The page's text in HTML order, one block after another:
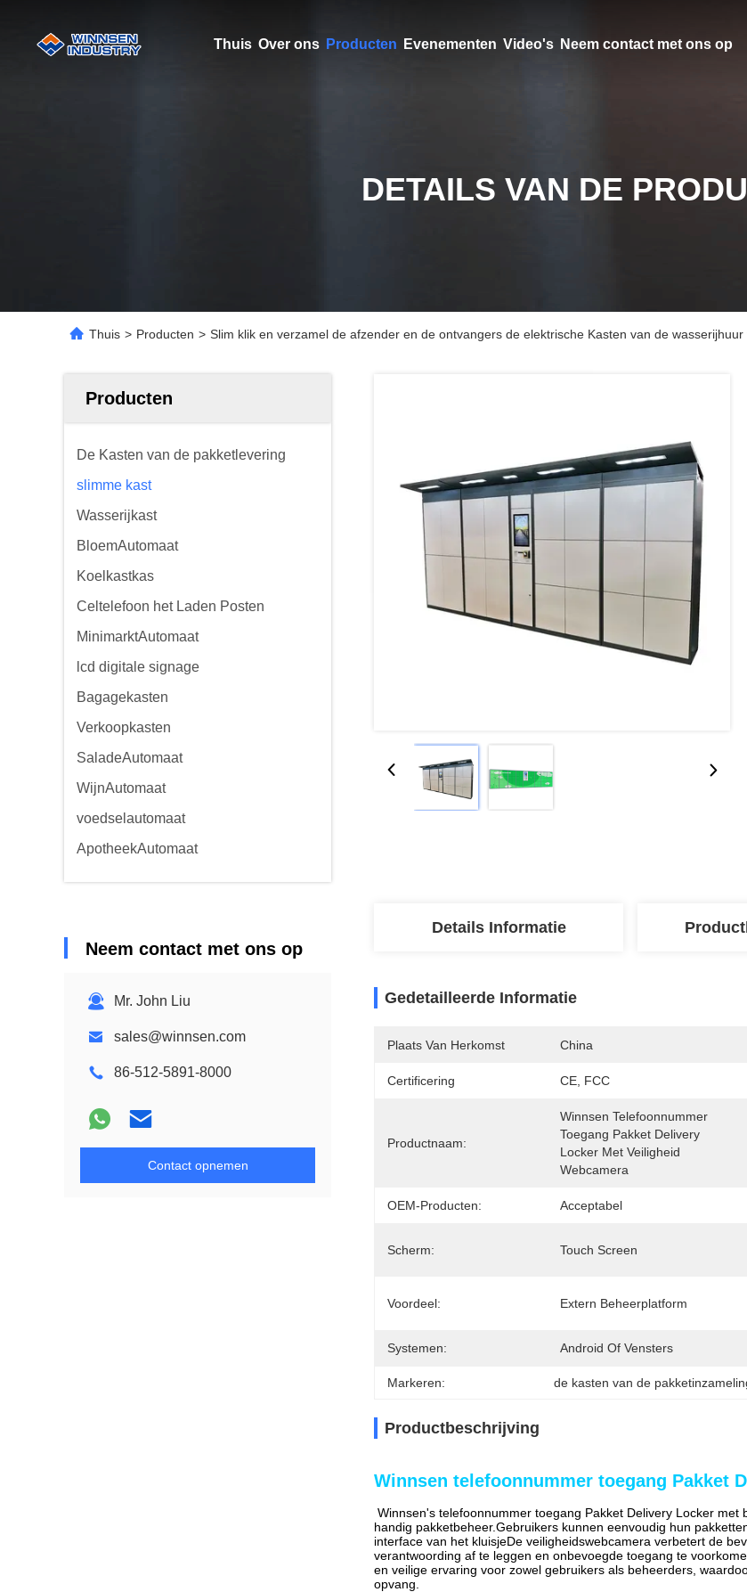
Thuis Over ons Producten Evenementen Video's Neem contact met ons op
DETAILS VAN DE
Thuis > Producten > Slim klik en verzamel de afzender en de ontvangers de elektrische Kasten van de
Producten
De Kasten van de pakketlevering
slimme kast
Wasserijkast
BloemAutomaat
Koelkastkas
Celtelefoon het Laden Posten
MinimarktAutomaat
lcd digitale signage
Bagagekasten
Verkoopkasten
SaladeAutomaat
WijnAutomaat
voedselautomaat
ApotheekAutomaat
Neem contact met ons op
Mr. John Liu
sales@winnsen.com
86-512-5891-8000
Contact opnemen
Details Informatie
Gedetailleerde Informatie
Plaats Van Herkomst China
Certificering CE, FCC
Productnaam:
Winnsen Telefoonnummer
Toegang Pakket Delivery
Locker Met Veiligheid
Webcamera
OEM-Producten: Acceptabel
Scherm: Touch Screen
Voordeel: Extern Beheerplatform
Systemen: Android Of Vensters
Markeren: de kasten van de
Productbeschrijving
Winnsen telefoonnummer toegang Pakket
Winnsen's telefoonnummer toegang Pakket Delivery Locker
handig pakketbeheer.Gebruikers kunnen eenvoudig hun
interface van het kluisjeDe veiligheidswebcamera verbetert de
verantwoording af te leggen en onbevoegde toegang te
en veilige ervaring voor zowel gebruikers als beheerders,
opvang.